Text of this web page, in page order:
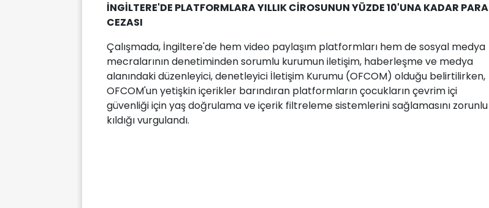
İNGİLTERE'DE PLATFORMLARA YILLIK CİROSUNUN YÜZDE 10'UNA KADAR PARA
CEZASI
Çalışmada, İngiltere'de hem video paylaşım platformları hem de sosyal medya
mecralarının denetiminden sorumlu kurumun iletişim, haberleşme ve medya
alanındaki düzenleyici, denetleyici İletişim Kurumu (OFCOM) olduğu belirtilirken,
OFCOM'un yetişkin içerikler barındıran platformların çocukların çevrim içi
güvenliği için yaş doğrulama ve içerik filtreleme sistemlerini sağlamasını zorunlu
kıldığı vurgulandı.